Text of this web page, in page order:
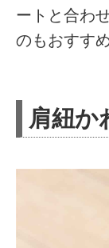
ートと合わ
のもおすす
肩紐か